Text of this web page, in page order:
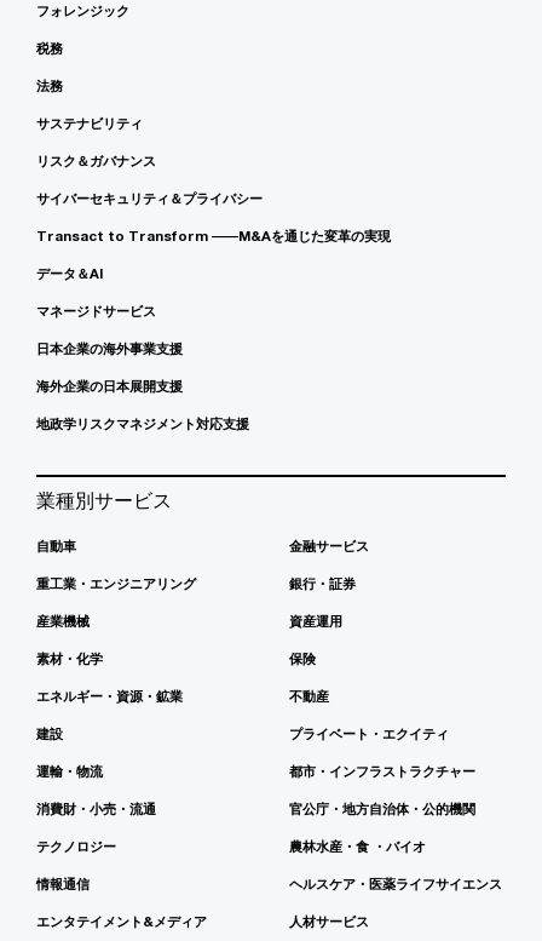
フォレンジック
税務
法務
サステナビリティ
リスク＆ガバナンス
サイバーセキュリティ＆プライバシー
Transact to Transform ――M&Aを通じた変革の実現
データ＆AI
マネージドサービス
日本企業の海外事業支援
海外企業の日本展開支援
地政学リスクマネジメント対応支援
業種別サービス
自動車
重工業・エンジニアリング
産業機械
素材・化学
エネルギー・資源・鉱業
建設
運輸・物流
消費財・小売・流通
テクノロジー
情報通信
エンタテイメント&メディア
金融サービス
銀行・証券
資産運用
保険
不動産
プライベート・エクイティ
都市・インフラストラクチャー
官公庁・地方自治体・公的機関
農林水産・食 ・バイオ
ヘルスケア・医薬ライフサイエンス
人材サービス